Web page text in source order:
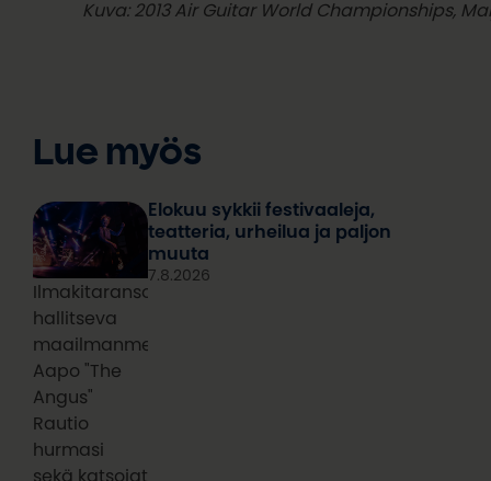
Kuva: 2013 Air Guitar World Championships,
Lue myös
Ilmakitaransoiton
hallitseva
maailmanmestari
Aapo "The
Angus"
Rautio
hurmasi
sekä katsojat
Elokuu sykkii festivaaleja,
teatteria, urheilua ja paljon
muuta
7.8.2026